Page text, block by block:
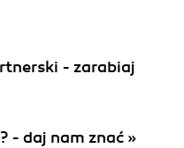
- zarabiaj
- daj nam znać »